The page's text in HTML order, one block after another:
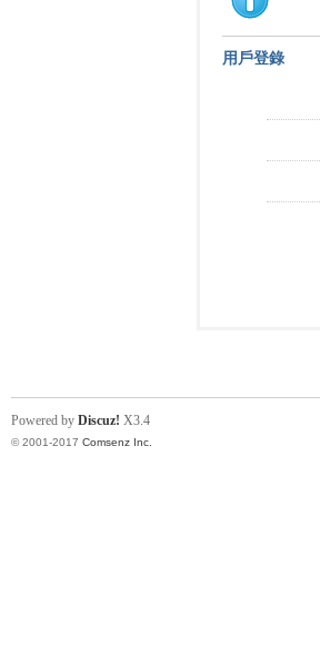
用戶登錄
Powered by Discuz! X3.4
© 2001-2017 Comsenz Inc.